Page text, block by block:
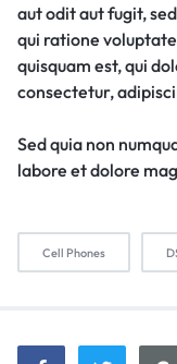
aut odit aut fugit,
qui ratione
quisquam est, qui
consectetur,
Sed quia non
labore et dolore
Cell Phones